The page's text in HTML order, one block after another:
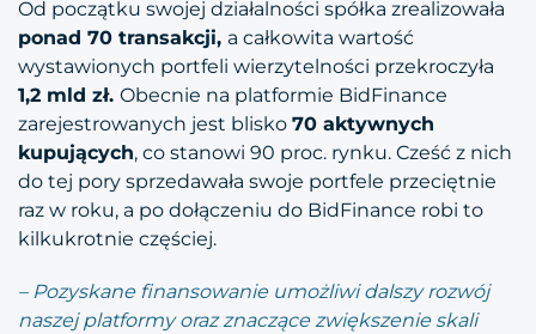
Od początku swojej działalności spółka zrealizowała
ponad 70 transakcji, a całkowita wartość
wystawionych portfeli wierzytelności przekroczyła
1,2 mld zł. Obecnie na platformie BidFinance
zarejestrowanych jest blisko 70 aktywnych
kupujących, co stanowi 90 proc. rynku. Cześć z nich
do tej pory sprzedawała swoje portfele przeciętnie
raz w roku, a po dołączeniu do BidFinance robi to
kilkukrotnie częściej.
– Pozyskane finansowanie umożliwi dalszy rozwój
naszej platformy oraz znaczące zwiększenie skali